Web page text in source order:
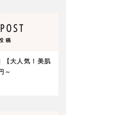
稿
【大人気！美肌
～